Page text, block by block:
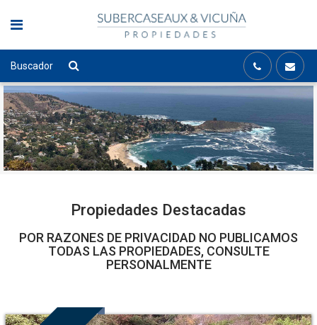
Buscador
Propiedades Destacadas
POR RAZONES DE PRIVACIDAD NO PUBLICAMOS
TODAS LAS PROPIEDADES, CONSULTE
PERSONALMENTE